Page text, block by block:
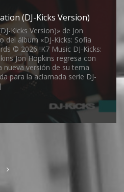
(DJ-Kicks Version)
Kicks Version)» de Jon
del álbum «DJ-Kicks: Sofia
© 2026 !K7 Music DJ-Kicks:
Jon Hopkins regresa con
nueva versión de su tema
para la aclamada serie DJ-